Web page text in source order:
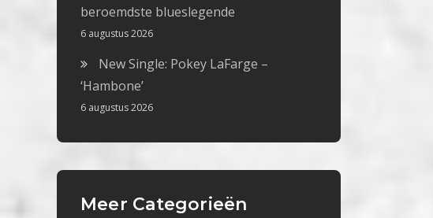
beroemdste blueslegende
6 augustus 2026
New Single: Pokey LaFarge –
‘Hambone’
6 augustus 2026
Meer Categorieën